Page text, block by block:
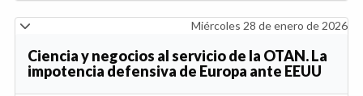
Miércoles 28 de enero de 2026
Ciencia y negocios al servicio de la OTAN. La
impotencia defensiva de Europa ante EEUU